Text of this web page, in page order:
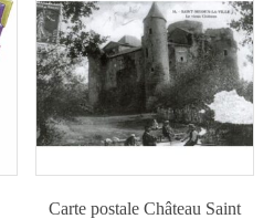
Carte postale Château Saint